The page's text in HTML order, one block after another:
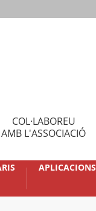
COL·LABOREU
AMB L'ASSOCIACIÓ
APLICACIONS